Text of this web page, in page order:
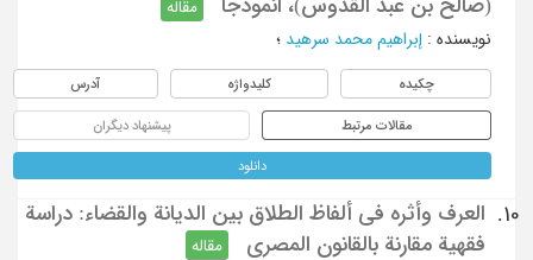
(صالح بن عبد القدّوس)، انموذجا
مقاله
نویسنده: إبراهیم محمد سرهید؛
چکیده کلیدواژه آدرس
مقالات مرتبط پیشنهاد دیگران
دانلود
10.
العرف وأثره في ألفاظ الطلاق بين الديانة والقضاء: دراسة
فقهية مقارنة بالقانون المصري
مقاله